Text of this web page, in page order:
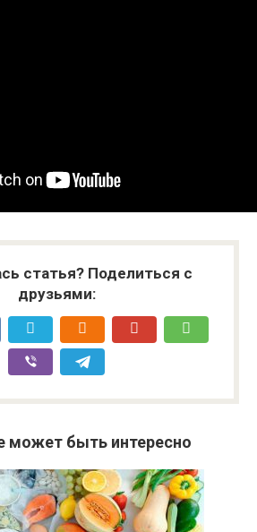
статья? Поделиться с
друзьями:
может быть интересно